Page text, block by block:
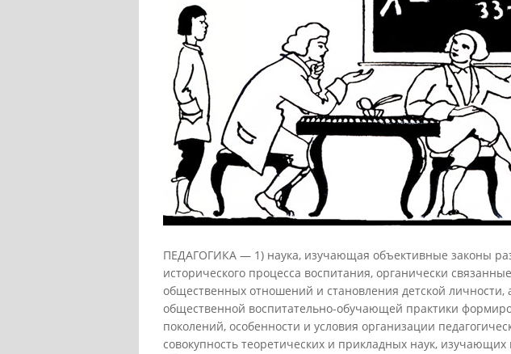
ПЕДАГОГИКА — 1) наука, изучающая объективные законы
исторического процесса воспитания, органически
общественных отношений и становления детской личности,
общественной воспитательно-обучающей практики
поколений, особенности и условия организации
совокупность теоретических и прикладных наук,